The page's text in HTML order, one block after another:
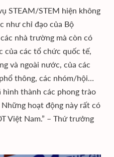
STEAM/STEM hiện không
như chỉ đạo của Bộ
nhà trường mà còn có
của các tổ chức quốc tế,
và ngoài nước, của các
thông, các nhóm/hội…
thành các phong trào
hoạt động này rất có
Việt Nam.” – Thứ trưởng